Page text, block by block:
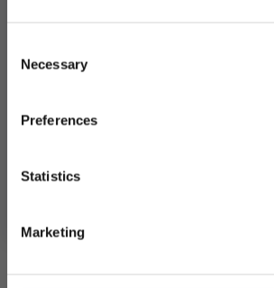
Selection
Necessary
Preferences
Statistics
Marketing
Relaterte produkter